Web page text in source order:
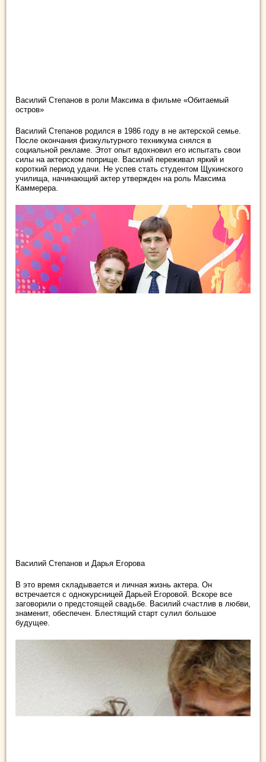
Василий Степанов в роли Максима в фильме «Обитаемый
остров»
Василий Степанов родился в 1986 году в не актерской семье.
После окончания физкультурного техникума снялся в
социальной рекламе. Этот опыт вдохновил его испытать свои
силы на актерском поприще. Василий переживал яркий и
короткий период удачи. Не успев стать студентом Щукинского
училища, начинающий актер утвержден на роль Максима
Каммерера.
Василий Степанов и Дарья Егорова
В это время складывается и личная жизнь актера. Он
встречается с однокурсницей Дарьей Егоровой. Вскоре все
заговорили о предстоящей свадьбе. Василий счастлив в любви,
знаменит, обеспечен. Блестящий старт сулил большое
будущее.